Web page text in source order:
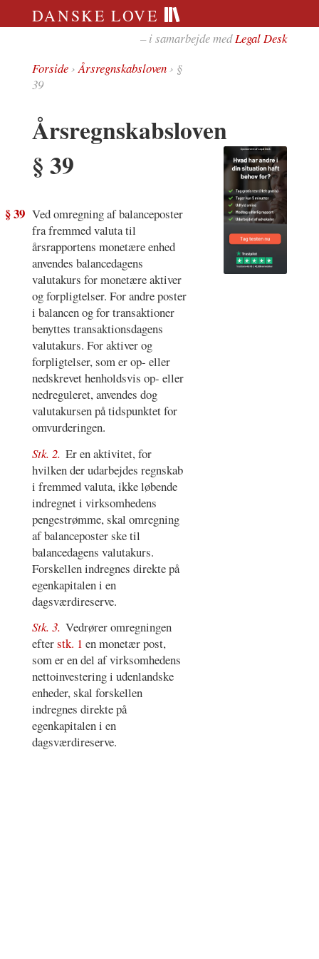
DANSKE LOVE
– i samarbejde medLegal Desk
Forside›Årsregnskabsloven› §
39
Årsregnskabsloven
§ 39
§ 39 Ved omregning af balanceposter
fra fremmed valuta til
årsrapportens monetære enhed
anvendes balancedagens
valutakurs for monetære aktiver
og forpligtelser. For andre poster
i balancen og for transaktioner
benyttes transaktionsdagens
valutakurs. For aktiver og
forpligtelser, som er op- eller
nedskrevet henholdsvis op- eller
nedreguleret, anvendes dog
valutakursen på tidspunktet for
omvurderingen.
Stk. 2. Er en aktivitet, for
hvilken der udarbejdes regnskab
i fremmed valuta, ikke løbende
indregnet i virksomhedens
pengestrømme, skal omregning
af balanceposter ske til
balancedagens valutakurs.
Forskellen indregnes direkte på
egenkapitalen i en
dagsværdireserve.
Stk. 3. Vedrører omregningen
efterstk. 1 en monetær post,
som er en del af virksomhedens
nettoinvestering i udenlandske
enheder, skal forskellen
indregnes direkte på
egenkapitalen i en
dagsværdireserve.